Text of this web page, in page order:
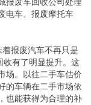
报废车回收公司处理
电车、报废摩托车
报废汽车不再只是
收有了明显提升。这
场。以往二手车估价
的车辆在二手市场依
也能获得为合理的补